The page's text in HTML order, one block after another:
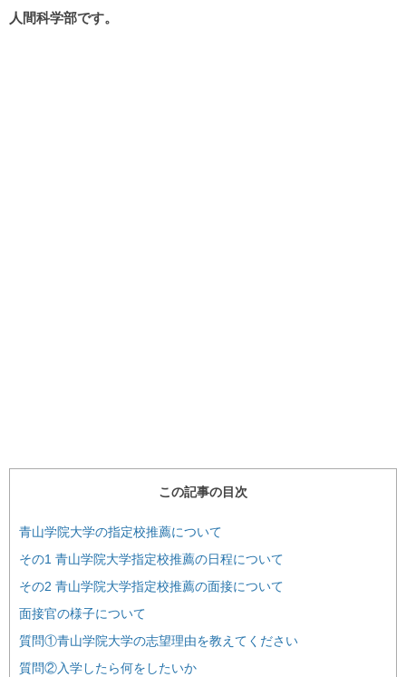
人間科学部です。
この記事の目次
青山学院大学の指定校推薦について
その1 青山学院大学指定校推薦の日程について
その2 青山学院大学指定校推薦の面接について
面接官の様子について
質問①青山学院大学の志望理由を教えてください
質問②入学したら何をしたいか